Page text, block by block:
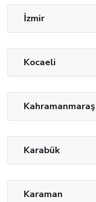
İzmir
Kocaeli
Kahramanmaraş
Karabük
Karaman